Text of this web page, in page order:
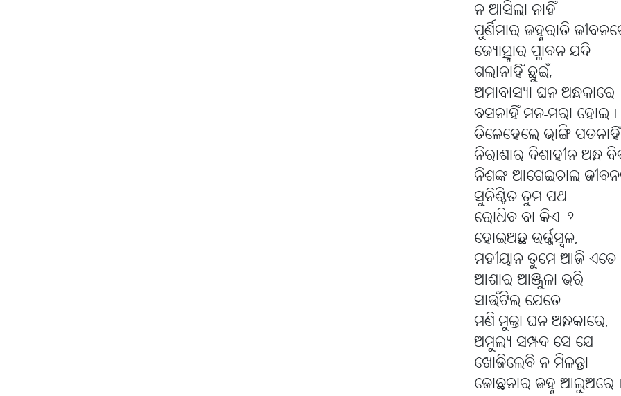
ନ ଆସିଲା ନାହିଁ
ପୁର୍ଣିମାର ଜହ୍ନରାତି
ଜ୍ୟୋତ୍ସ୍ନାର ପ୍ଳାବନ ଯଦି
ଗଲାନାହିଁ ଛୁଇଁ,
ଅମାବାସ୍ୟା ଘନ ଅନ୍ଧକାରେ
ବସନାହିଁ ମନ-ମରା ହୋଇ I
ତିଳେହେଲେ ଭାଙ୍ଗି ପଡନାହିଁ
ନିରାଶାର ଦିଶାହୀନ ଅନ୍ଧ
ନିଶଙ୍କ ଆଗେଇଚାଲ
ସୁନିଶ୍ଚିତ ତୁମ ପଥ
ରୋଧିବ ବା କିଏ ?
ହୋଇଅଛ ଉର୍ଜ୍ଜସ୍ବଳ,
ମହୀୟାନ ତୁମେ ଆଜି ଏତେ
ଆଶାର ଆଞ୍ଜୁଳା ଭରି
ସାଉଁଟିଲ ଯେତେ
ମଣି-ମୁକ୍ତା ଘନ ଅନ୍ଧକାରେ,
ଅମୁଲ୍ୟ ସମ୍ପଦ ସେ ଯେ
ଖୋଜିଲେବି ନ ମିଳନ୍ତା
ଜୋଛନାର ଜହ୍ନ ଆଲୁଅରେ I